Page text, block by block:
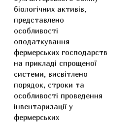
біологічних активів,
представлено
особливості
оподаткування
фермерських господарств
на прикладі спрощеної
системи, висвітлено
порядок, строки та
особливості проведення
інвентаризації у
фермерських